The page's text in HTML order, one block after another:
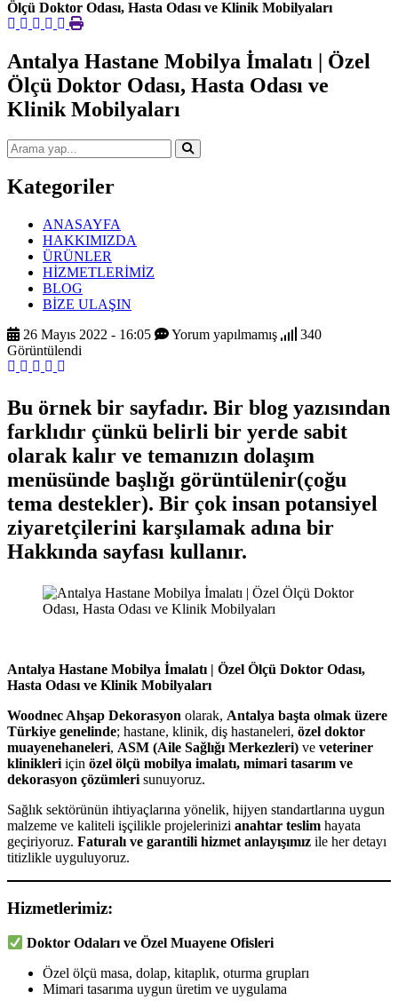
Ölçü Doktor Odası, Hasta Odası ve Klinik Mobilyaları
Antalya Hastane Mobilya İmalatı | Özel
Ölçü Doktor Odası, Hasta Odası ve
Klinik Mobilyaları
Kategoriler
ANASAYFA
HAKKIMIZDA
ÜRÜNLER
HİZMETLERİMİZ
BLOG
BİZE ULAŞIN
26 Mayıs 2022 - 16:05
Yorum yapılmamış
340
Görüntülendi
Bu örnek bir sayfadır. Bir blog yazısından
farklıdır çünkü belirli bir yerde sabit
olarak kalır ve temanızın dolaşım
menüsünde başlığı görüntülenir(çoğu
tema destekler). Bir çok insan potansiyel
ziyaretçilerini karşılamak adına bir
Hakkında sayfası kullanır.
Antalya Hastane Mobilya İmalatı | Özel Ölçü Doktor Odası,
Hasta Odası ve Klinik Mobilyaları
Woodnec Ahşap Dekorasyon olarak, Antalya başta olmak üzere
Türkiye genelinde; hastane, klinik, diş hastaneleri, özel doktor
muayenehaneleri, ASM (Aile Sağlığı Merkezleri) ve veteriner
klinikleri için özel ölçü mobilya imalatı, mimari tasarım ve
dekorasyon çözümleri sunuyoruz.
Sağlık sektörünün ihtiyaçlarına yönelik, hijyen standartlarına uygun
malzeme ve kaliteli işçilikle projelerinizi anahtar teslim hayata
geçiriyoruz. Faturalı ve garantili hizmet anlayışımız ile her detayı
titizlikle uyguluyoruz.
Hizmetlerimiz:
Doktor Odaları ve Özel Muayene Ofisleri
Özel ölçü masa, dolap, kitaplık, oturma grupları
Mimari tasarıma uygun üretim ve uygulama